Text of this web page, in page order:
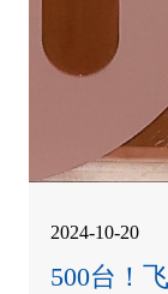
2024-10-20
500台！